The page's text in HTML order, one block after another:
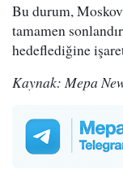
Bu durum,
tamamen
hedeflediğine
Kaynak: Mepa